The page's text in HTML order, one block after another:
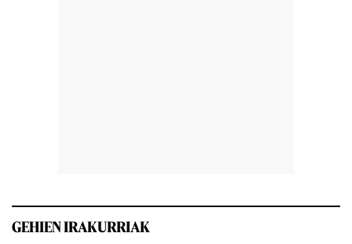
GEHIEN IRAKURRIAK